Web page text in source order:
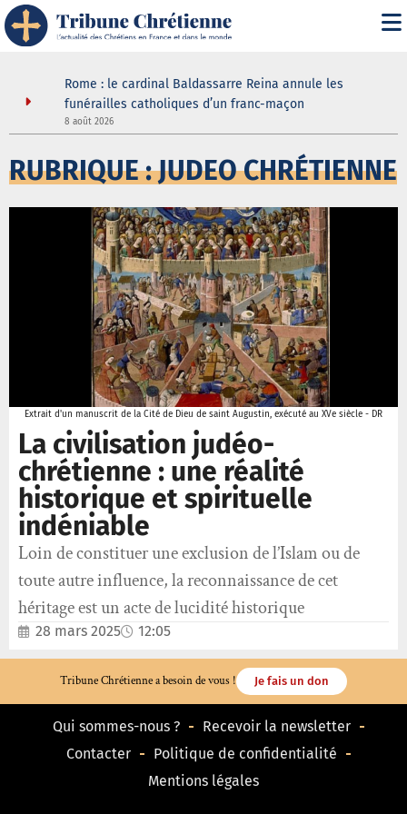
de la
Rome : le cardinal Baldassarre Reina annule les
funérailles catholiques d’un franc-maçon
8 août 2026
RUBRIQUE : JUDEO CHRÉTIENNE
Extrait d'un manuscrit de la Cité de Dieu de saint Augustin, exécuté au XVe siècle - DR
La civilisation judéo-
chrétienne : une réalité
historique et spirituelle
indéniable
Loin de constituer une exclusion de l’Islam ou de
toute autre influence, la reconnaissance de cet
héritage est un acte de lucidité historique
28 mars 2025 12:05
Tribune Chrétienne a besoin de vous ! Je fais un don
Qui sommes-nous ?
Recevoir la newsletter
Contacter
Politique de confidentialité
Mentions légales